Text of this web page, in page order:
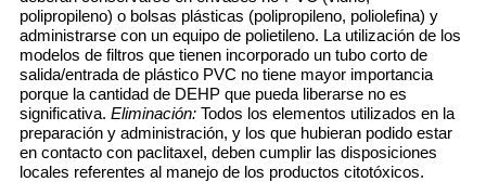
polipropileno) o bolsas plásticas (polipropileno, poliolefina) y
administrarse con un equipo de polietileno. La utilización de los
modelos de filtros que tienen incorporado un tubo corto de
salida/entrada de plástico PVC no tiene mayor importancia
porque la cantidad de DEHP que pueda liberarse no es
significativa. Eliminación: Todos los elementos utilizados en la
preparación y administración, y los que hubieran podido estar
en contacto con paclitaxel, deben cumplir las disposiciones
locales referentes al manejo de los productos citotóxicos.